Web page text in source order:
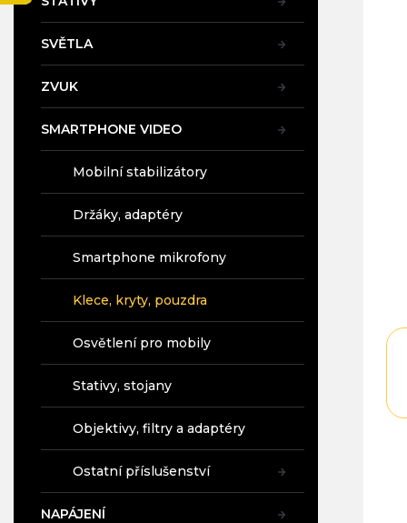
SVĚTLA
ZVUK
SMARTPHONE VIDEO
Mobilní stabilizátory
Držáky, adaptéry
Smartphone mikrofony
Klece, kryty, pouzdra
Osvětlení pro mobily
Stativy, stojany
Objektivy, filtry a adaptéry
Ostatní příslušenství
NAPÁJENÍ